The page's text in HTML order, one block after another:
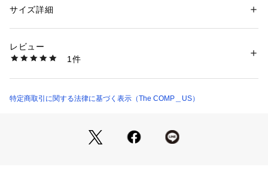
お届け商品のカラーが理由での返品は受け付けておりませんの
DEL DiA COLLECTION Choose Your Adventure
どのカラーがあなたの元へ届くか分かりません！
Del Diaコレクションは世界にたった1つのバッグです。
Del Diaの製品はすべて、他社の大量生産で生まれた端材を使
用してフィリピンで作られています。
性別：レディース
商品番号：
4202990035252 （ショップ）
サイズ詳細
レビュー
1件
特定商取引に関する法律に基づく表示（The COMP＿US）